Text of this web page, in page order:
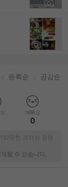
+5
등록순 공감순
예뻐요
0
뜻한 격려와 응원
될 수 있습니다.